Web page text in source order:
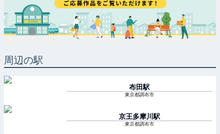
周辺の駅
布田駅
東京都調布市
京王多摩川 駅
東京都調布市